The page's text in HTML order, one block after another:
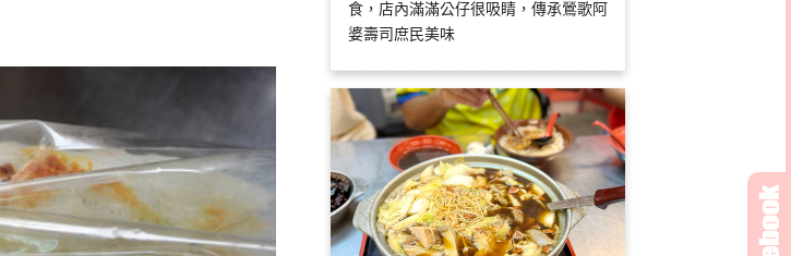
食，店內滿滿公仔很吸睛，傳承鶯歌阿
婆壽司庶民美味